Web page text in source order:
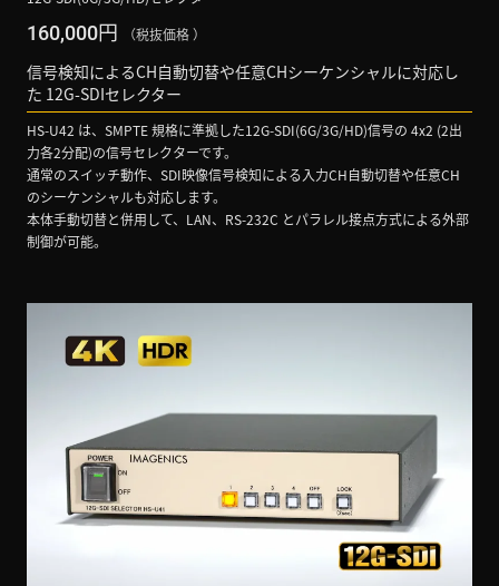
160,000円 （税抜価格 ）
信号検知によるCH自動切替や任意CHシーケンシャルに対応し
た 12G-SDIセレクター
HS-U42 は、SMPTE 規格に準拠した12G-SDI(6G/3G/HD)信号の 4x2 (2出
力各2分配)の信号セレクターです。
通常のスイッチ動作、SDI映像信号検知による入力CH自動切替や任意CH
のシーケンシャルも対応します。
本体手動切替と併用して、LAN、RS-232C とパラレル接点方式による外部
制御が可能。